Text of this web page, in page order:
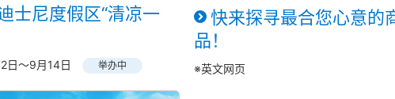
士尼度假区“清凉一
日～9月14日 举办中
快来探寻最合您心意的
品！
※英文网页